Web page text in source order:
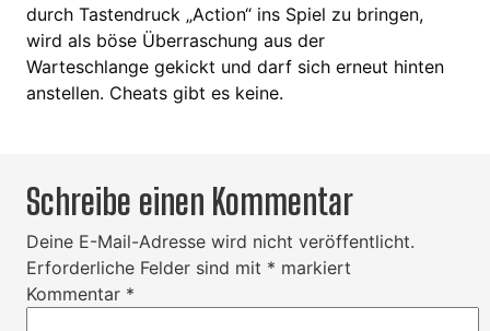
durch Tastendruck „Action“ ins Spiel zu bringen,
wird als böse Überraschung aus der
Warteschlange gekickt und darf sich erneut hinten
anstellen. Cheats gibt es keine.
Schreibe einen Kommentar
Deine E-Mail-Adresse wird nicht veröffentlicht.
Erforderliche Felder sind mit * markiert
Kommentar *